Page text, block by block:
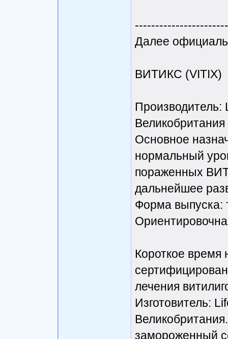
Далее
ВИТИКС (VITIX)
Производитель:
Великобритания
Основное
нормальный
пораженных
дальнейшее
Форма выпуска:
Короткое время
лечения
Изготовитель:
замороженный